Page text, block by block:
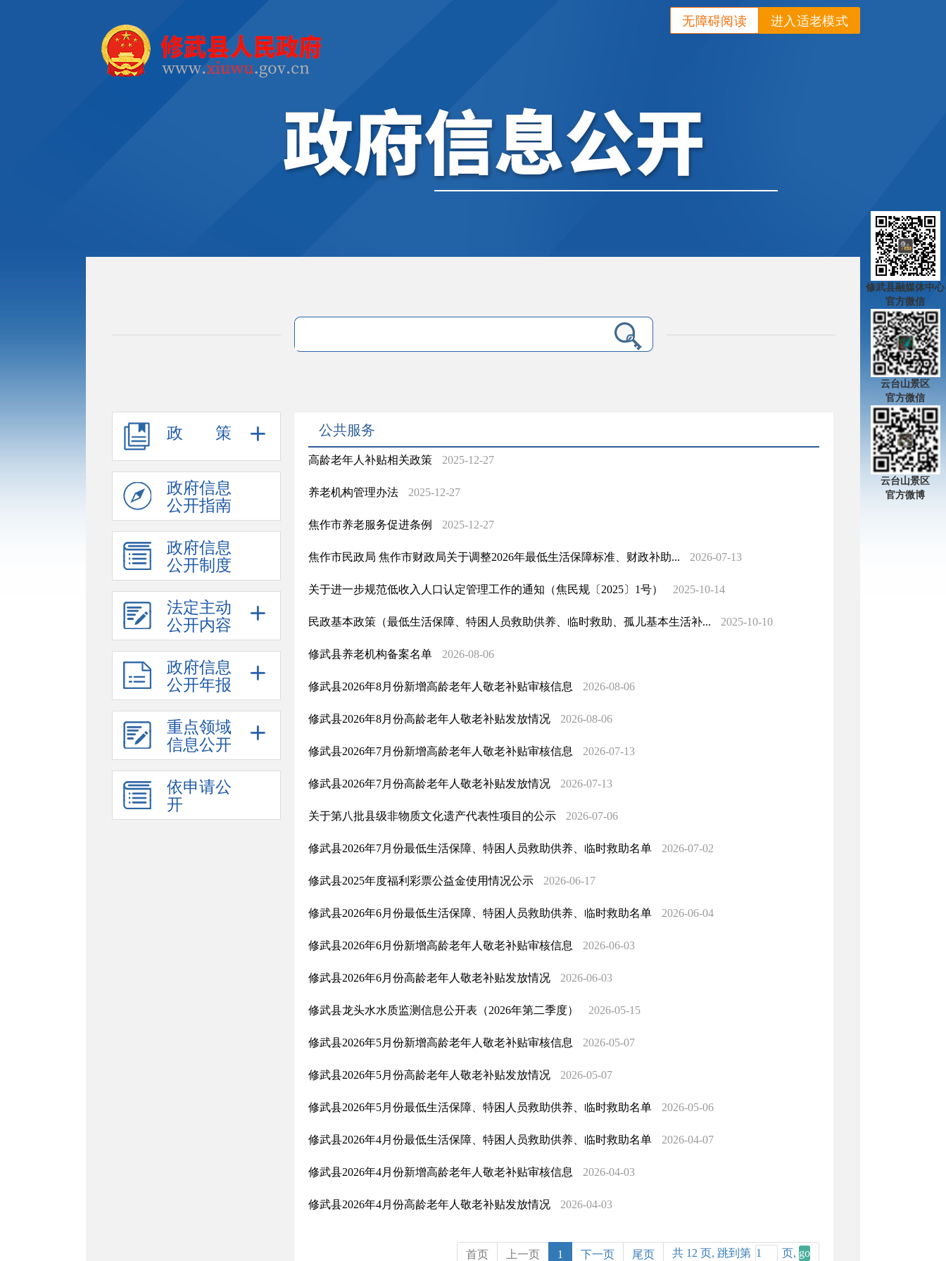
进入适老模式
无障碍阅读
政 策
政府信息
公开指南
政府信息
公开制度
法定主动
公开内容
政府信息
公开年报
重点领域
信息公开
依申请公
开
公共服务
高龄老年人补贴相关政策 2025-12-27
养老机构管理办法 2025-12-27
焦作市养老服务促进条例 2025-12-27
焦作市民政局 焦作市财政局关于调整2026年最低生活保障标准、财政补助... 2026-07-13
关于进一步规范低收入人口认定管理工作的通知（焦民规〔2025〕1号） 2025-10-14
民政基本政策（最低生活保障、特困人员救助供养、临时救助、孤儿基本生活补... 2025-10-10
修武县养老机构备案名单 2026-08-06
修武县2026年8月份新增高龄老年人敬老补贴审核信息 2026-08-06
修武县2026年8月份高龄老年人敬老补贴发放情况 2026-08-06
修武县2026年7月份新增高龄老年人敬老补贴审核信息 2026-07-13
修武县2026年7月份高龄老年人敬老补贴发放情况 2026-07-13
关于第八批县级非物质文化遗产代表性项目的公示 2026-07-06
修武县2026年7月份最低生活保障、特困人员救助供养、临时救助名单 2026-07-02
修武县2025年度福利彩票公益金使用情况公示 2026-06-17
修武县2026年6月份最低生活保障、特困人员救助供养、临时救助名单 2026-06-04
修武县2026年6月份新增高龄老年人敬老补贴审核信息 2026-06-03
修武县2026年6月份高龄老年人敬老补贴发放情况 2026-06-03
修武县龙头水水质监测信息公开表（2026年第二季度） 2026-05-15
修武县2026年5月份新增高龄老年人敬老补贴审核信息 2026-05-07
修武县2026年5月份高龄老年人敬老补贴发放情况 2026-05-07
修武县2026年5月份最低生活保障、特困人员救助供养、临时救助名单 2026-05-06
修武县2026年4月份最低生活保障、特困人员救助供养、临时救助名单 2026-04-07
修武县2026年4月份新增高龄老年人敬老补贴审核信息 2026-04-03
修武县2026年4月份高龄老年人敬老补贴发放情况 2026-04-03
首页 上一页 1 下一页 尾页 共 12 页, 跳到第 页,
修武县融媒体中心
官方微信
云台山景区
官方微信
云台山景区
官方微博